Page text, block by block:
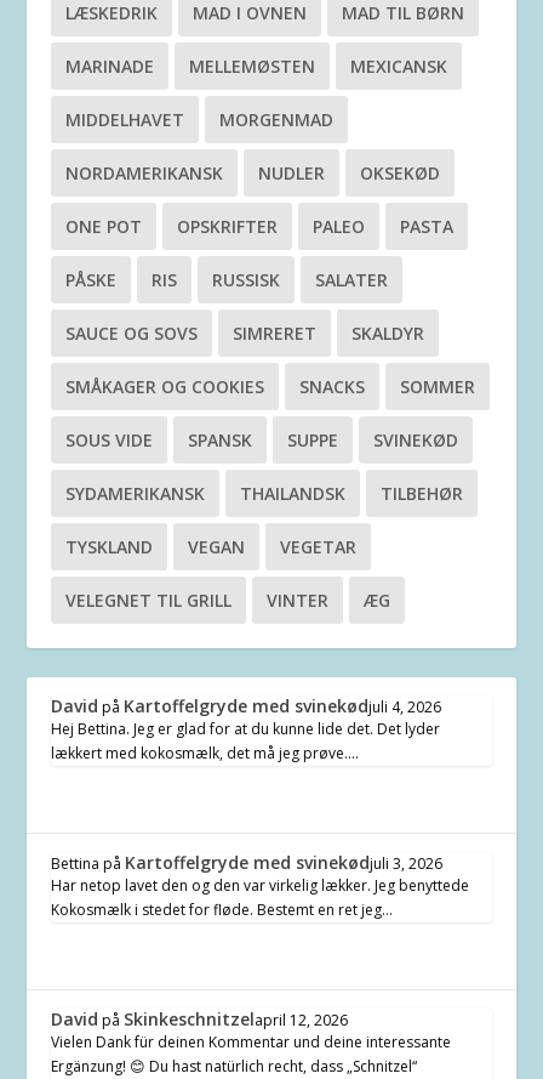
LÆSKEDRIK MAD I OVNEN MAD TIL BØRN
MARINADE MELLEMØSTEN MEXICANSK
MIDDELHAVET MORGENMAD
NORDAMERIKANSK NUDLER OKSEKØD
ONE POT OPSKRIFTER PALEO PASTA
PÅSKE RIS RUSSISK SALATER
SAUCE OG SOVS SIMRERET SKALDYR
SMÅKAGER OG COOKIES SNACKS SOMMER
SOUS VIDE SPANSK SUPPE SVINEKØD
SYDAMERIKANSK THAILANDSK TILBEHØR
TYSKLAND VEGAN VEGETAR
VELEGNET TIL GRILL VINTER ÆG
David på Kartoffelgryde med svinekødjuli 4, 2026
Hej Bettina. Jeg er glad for at du kunne lide det. Det lyder
lækkert med kokosmælk, det må jeg prøve.…
Bettina på Kartoffelgryde med svinekødjuli 3, 2026
Har netop lavet den og den var virkelig lækker. Jeg benyttede
Kokosmælk i stedet for fløde. Bestemt en ret jeg…
David på Skinkeschnitzelapril 12, 2026
Vielen Dank für deinen Kommentar und deine interessante
Ergänzung! 😊 Du hast natürlich recht, dass „Schnitzel“